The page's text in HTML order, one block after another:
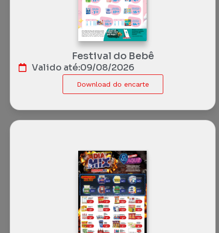
Festival do Bebê
Valido até:09/08/2026
Download do encarte